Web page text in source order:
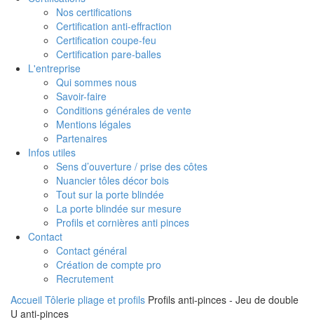
Nos certifications
Certification anti-effraction
Certification coupe-feu
Certification pare-balles
L'entreprise
Qui sommes nous
Savoir-faire
Conditions générales de vente
Mentions légales
Partenaires
Infos utiles
Sens d’ouverture / prise des côtes
Nuancier tôles décor bois
Tout sur la porte blindée
La porte blindée sur mesure
Profils et cornières anti pinces
Contact
Contact général
Création de compte pro
Recrutement
Accueil Tôlerie pliage et profils Profils anti-pinces - Jeu de double
U anti-pinces